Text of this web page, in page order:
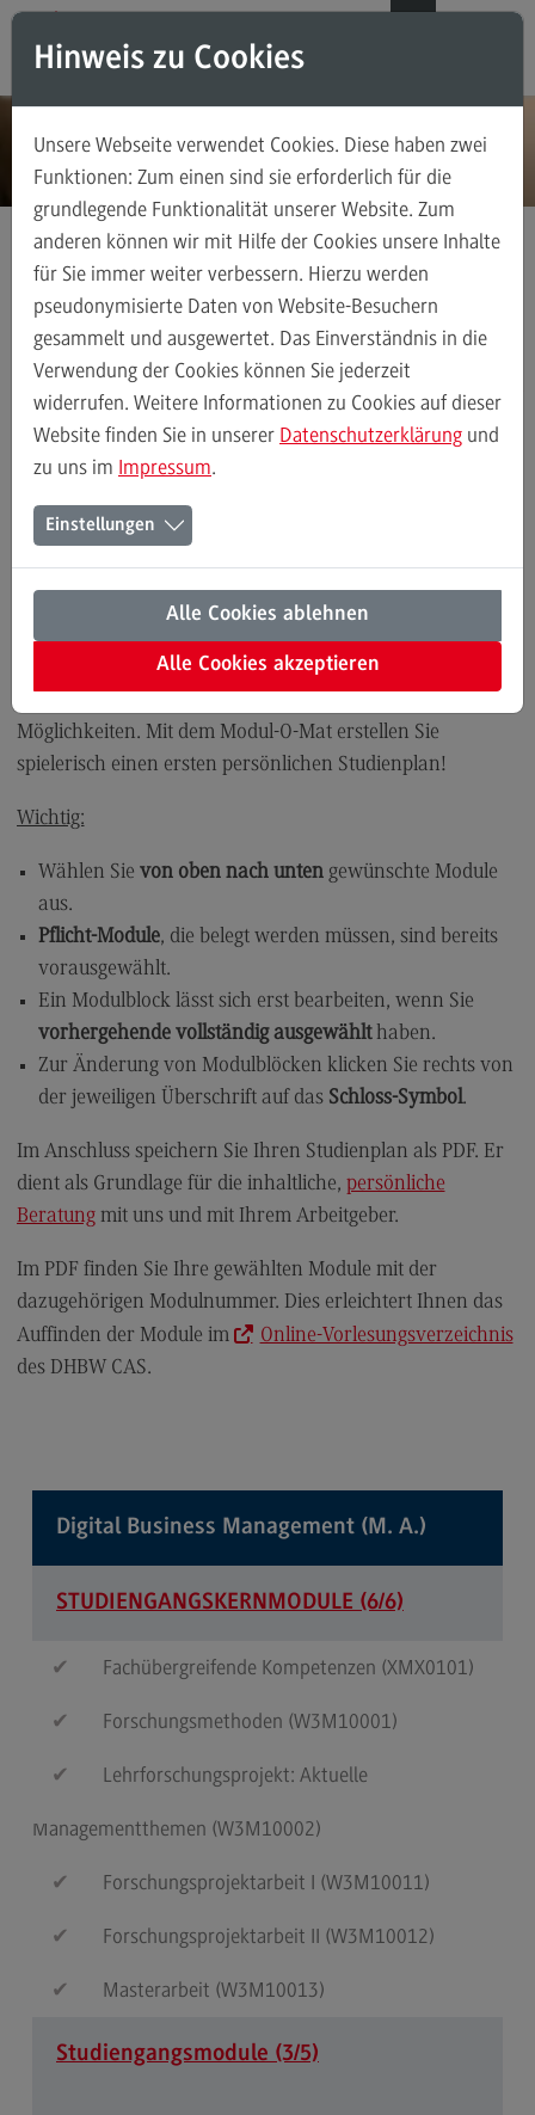
Direkt zum Inhalt
Direkt zum Hauptmenu
Direkt zum Footer
Modul-O-Mat
Masterstudiengänge
Accounting, Controlling, Taxation
Accounting, Controlling, Taxation
Modulangebot
Berufsperspektiven
Kontakt
Advanced Practice in Healthcare
Advanced Practice in Healthcare
Rahmenbedingungen
Modulangebot
Bauingenieurwesen
Bauingenieurwesen
Rahmenbedingungen
Modulangebot
Berufsperspektiven
Kontakt
Data Science and Artificial Intelligence
Data Science and Artificial Intelligence
Profil-O-Mat Data Science and Artificial
Intelligence
(External link)
Rahmenbedingungen
Modulangebot
Berufsperspektiven
Kontakt
Digital Business Management
Digital Business Management
Modulangebot
Berufsperspektiven
Digitalisierung in der Sozialen Arbeit
Modulangebot
Berufsperspektiven
Kontakt
Elektrotechnik und Informationstechnik
Informationstechnik
(External link)
Berufsperspektiven
Kontakt
Entrepreneurship
Modulangebot
Modul-O-Mat Digital Business Management
Modul-O-Mat
(External link)
Accounting, Controlling, Taxation Advanced
Modul-O-Mat Digital Business
Management
Studieren Sie die Inhalte, die zu Ihren beruflichen und
persönlichen Zielen passen. Die Modulvielfalt unserer
Möglichkeiten. Mit dem Modul-O-Mat erstellen Sie
spielerisch einen ersten persönlichen Studienplan!
Wichtig:
Wählen Sie von oben nach untengewünschte Module
aus.
Pflicht-Module, die belegt werden müssen, sind bereits
vorausgewählt.
Ein Modulblock lässt sich erst bearbeiten, wenn Sie
vorhergehende vollständig ausgewählthaben.
Zur Änderung von Modulblöcken klicken Sie rechts von
der jeweiligen Überschrift auf das Schloss-Symbol.
Im Anschluss speichern Sie Ihren Studienplan als PDF. Er
dient als Grundlage für die inhaltliche, persönliche
Beratungmit uns und mit Ihrem Arbeitgeber.
Im PDF finden Sie Ihre gewählten Module mit der
dazugehörigen Modulnummer. Dies erleichtert Ihnen das
Auffinden der Module im
Online-Vorlesungsverzeichnis
des DHBW CAS.
Digital Business Management (M. A.)
STUDIENGANGSKERNMODULE (6/6)
Fachübergreifende Kompetenzen (XMX0101)
Forschungsmethoden (W3M10001)
Lehrforschungsprojekt: Aktuelle
Managementthemen (W3M10002)
Forschungsprojektarbeit I (W3M10011)
Forschungsprojektarbeit II (W3M10012)
Masterarbeit (W3M10013)
Studiengangsmodule (3/5)
Hinweis zu Cookies
Unsere Webseite verwendet Cookies. Diese haben zwei
Funktionen: Zum einen sind sie erforderlich für die
grundlegende Funktionalität unserer Website. Zum
anderen können wir mit Hilfe der Cookies unsere Inhalte
für Sie immer weiter verbessern. Hierzu werden
pseudonymisierte Daten von Website-Besuchern
gesammelt und ausgewertet. Das Einverständnis in die
Verwendung der Cookies können Sie jederzeit
widerrufen. Weitere Informationen zu Cookies auf dieser
Website finden Sie in unserer Datenschutzerklärung und
zu uns im Impressum.
Einstellungen
Alle Cookies ablehnen
Alle Cookies akzeptieren